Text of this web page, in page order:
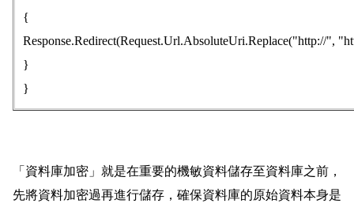
{
Response.Redirect(Request.Url.AbsoluteUri.Replace("http://",
}
}
「資料庫加密」就是在重要的機敏資料儲存至資料庫之前，
先將資料加密過再進行儲存，確保資料庫的原始資料本身是